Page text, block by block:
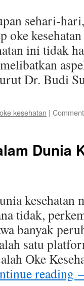
sehari-
oke
ini tidak
Dr. Budi
oke kesehatan |
Dunia
kesehatan
tidak,
banyak
satu
Oke
reading